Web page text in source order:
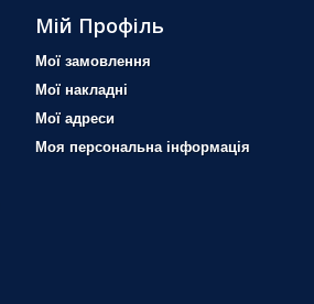
Мій Профіль
Мої замовлення
Мої накладні
Мої адреси
Моя персональна інформація